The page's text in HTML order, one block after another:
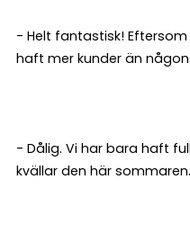
- Helt fantastisk!
haft mer kunder än
- Dålig. Vi har bara haft
kvällar den här sommaren.